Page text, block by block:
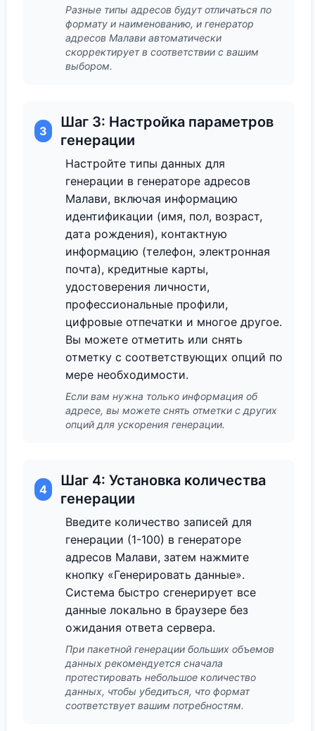
Разные типы адресов будут отличаться по
формату и наименованию, и генератор
адресов Малави автоматически
скорректирует в соответствии с вашим
выбором.
3
Шаг 3: Настройка параметров
генерации
Настройте типы данных для
генерации в генераторе адресов
Малави, включая информацию
идентификации (имя, пол, возраст,
дата рождения), контактную
информацию (телефон, электронная
почта), кредитные карты,
удостоверения личности,
профессиональные профили,
цифровые отпечатки и многое другое.
Вы можете отметить или снять
отметку с соответствующих опций по
мере необходимости.
Если вам нужна только информация об
адресе, вы можете снять отметки с других
опций для ускорения генерации.
4
Шаг 4: Установка количества
генерации
Введите количество записей для
генерации (1-100) в генераторе
адресов Малави, затем нажмите
кнопку «Генерировать данные».
Система быстро сгенерирует все
данные локально в браузере без
ожидания ответа сервера.
При пакетной генерации больших объемов
данных рекомендуется сначала
протестировать небольшое количество
данных, чтобы убедиться, что формат
соответствует вашим потребностям.